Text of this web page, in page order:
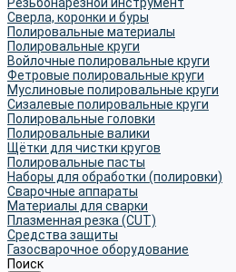
Сверла, коронки и буры
Полировальные материалы
Полировальные круги
Войлочные полировальные круги
Фетровые полировальные круги
Муслиновые полировальные круги
Cизалевые полировальные круги
Полировальные головки
Полировальные валики
Щётки для чистки кругов
Полировальные пасты
Наборы для обработки (полировки)
Сварочные аппараты
Материалы для сварки
Плазменная резка (CUT)
Средства защиты
Газосварочное оборудование
Поиск